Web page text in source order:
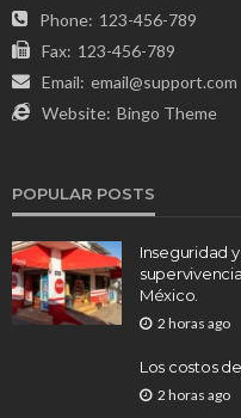
Phone: 123-456-789
Fax: 123-456-789
Email: email@support.com
Website: Bingo Theme
POPULAR POSTS
Inseguridad
México.
2 horas ago
Los costos
2 horas ago